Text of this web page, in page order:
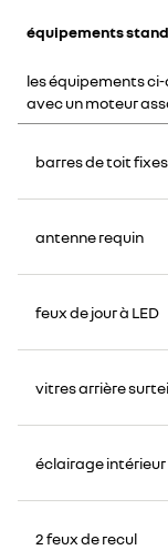
équipements
les équipements
avec un moteur
barres de toit
antenne requin
feux de jour à LED
vitres arrière
éclairage intérieur
2 feux de recul